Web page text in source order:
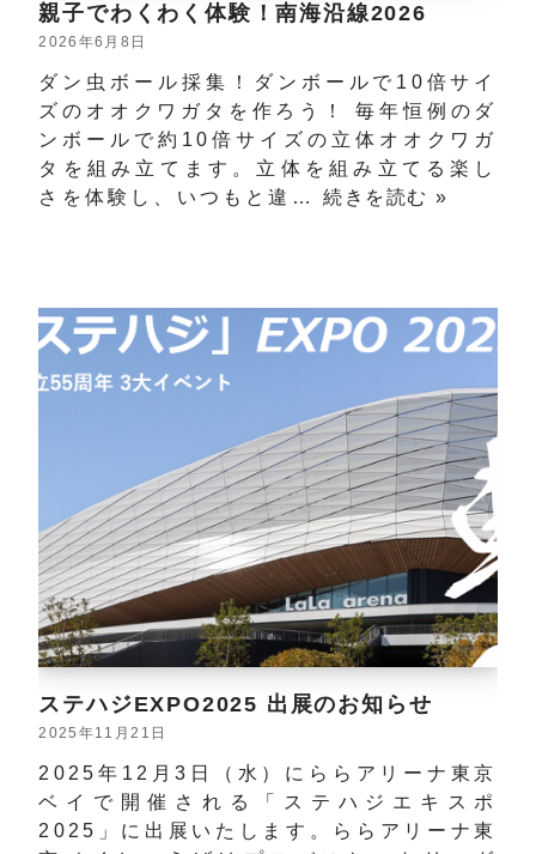
親子でわくわく体験！南海沿線2026
2026年6月8日
ダン虫ボール採集！ダンボールで10倍サイ
ズのオオクワガタを作ろう！ 毎年恒例のダ
ンボールで約10倍サイズの立体オオクワガ
タを組み立てます。立体を組み立てる楽し
さを体験し、いつもと違… 続きを読む »
ステハジEXPO2025 出展のお知らせ
2025年11月21日
2025年12月3日（水）にららアリーナ東京
ベイで開催される「ステハジエキスポ
2025」に出展いたします。ららアリーナ東